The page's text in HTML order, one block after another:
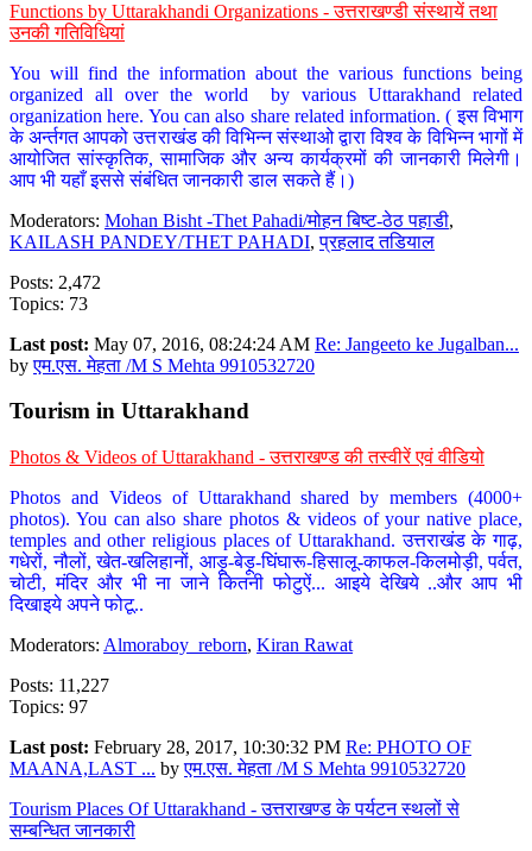
Functions by Uttarakhandi Organizations - उत्तराखण्डी संस्थायें तथा
उनकी गतिविधियां
You will find the information about the various functions being
organized all over the world by various Uttarakhand related
organization here. You can also share related information. ( इस विभाग
के अर्न्तगत आपको उत्तराखंड की विभिन्न संस्थाओ द्वारा विश्व के विभिन्न भागों में
आयोजित सांस्कृतिक, सामाजिक और अन्य कार्यक्रमों की जानकारी मिलेगी।
आप भी यहाँ इससे संबंधित जानकारी डाल सकते हैं।)
Moderators: Mohan Bisht -Thet Pahadi/मोहन बिष्ट-ठेठ पहाडी,
KAILASH PANDEY/THET PAHADI,प्रहलाद तडियाल
Posts: 2,472
Topics: 73
Last post: May 07, 2016, 08:24:24 AM Re: Jangeeto ke Jugalban...
byएम.एस. मेहता /M S Mehta 9910532720
Tourism in Uttarakhand
Photos & Videos of Uttarakhand - उत्तराखण्ड की तस्वीरें एवं वीडियो
Photos and Videos of Uttarakhand shared by members (4000+
photos). You can also share photos & videos of your native place,
temples and other religious places of Uttarakhand. उत्तराखंड के गाढ़,
गधेरों, नौलों, खेत-खलिहानों, आड़ू-बेड़ू-घिंघारू-हिसालू-काफल-किलमोड़ी, पर्वत,
चोटी, मंदिर और भी ना जाने कितनी फोटुऐं... आइये देखिये ..और आप भी
दिखाइये अपने फोटू..
Moderators: Almoraboy_reborn, Kiran Rawat
Posts: 11,227
Topics: 97
Last post: February 28, 2017, 10:30:32 PM Re: PHOTO OF
MAANA,LAST ... byएम.एस. मेहता /M S Mehta 9910532720
Tourism Places Of Uttarakhand - उत्तराखण्ड के पर्यटन स्थलों से
सम्बन्धित जानकारी